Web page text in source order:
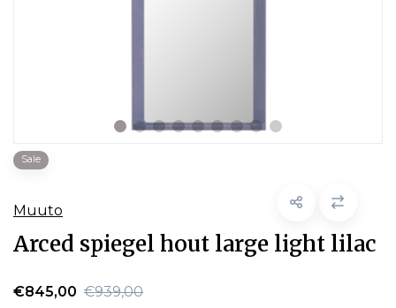
Sale
Muuto
Arced spiegel hout large light lilac
€845,00 €939,00